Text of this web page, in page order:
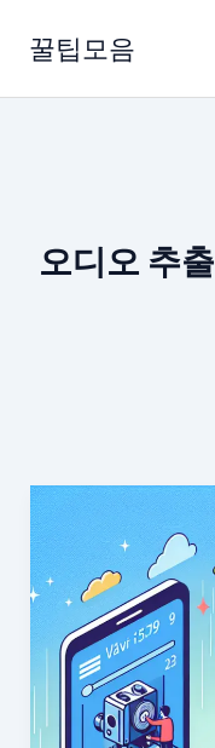
로
꿀팁모음
오디오 추출